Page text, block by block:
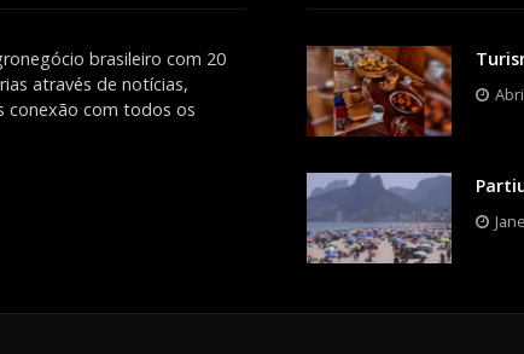
brasileiro com 20
através de notícias,
conexão com todos os